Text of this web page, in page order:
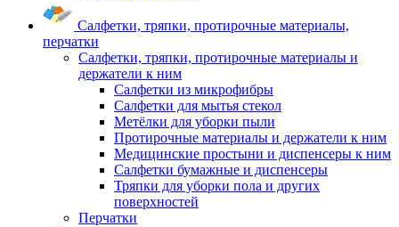
Салфетки, тряпки, протирочные материалы,
перчатки
Салфетки, тряпки, протирочные материалы и
держатели к ним
Салфетки из микрофибры
Салфетки для мытья стекол
Метёлки для уборки пыли
Протирочные материалы и держатели к ним
Медицинские простыни и диспенсеры к ним
Салфетки бумажные и диспенсеры
Тряпки для уборки пола и других
поверхностей
Перчатки